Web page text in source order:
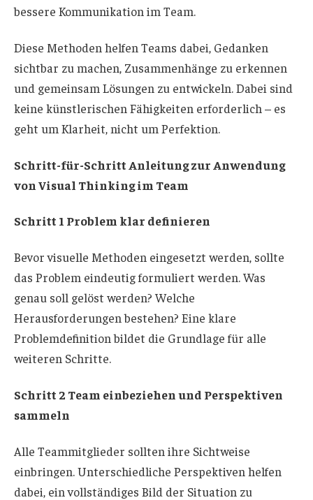
bessere Kommunikation im Team.
Diese Methoden helfen Teams dabei, Gedanken
sichtbar zu machen, Zusammenhänge zu erkennen
und gemeinsam Lösungen zu entwickeln. Dabei sind
keine künstlerischen Fähigkeiten erforderlich – es
geht um Klarheit, nicht um Perfektion.
Schritt-für-Schritt Anleitung zur Anwendung
von Visual Thinking im Team
Schritt 1 Problem klar definieren
Bevor visuelle Methoden eingesetzt werden, sollte
das Problem eindeutig formuliert werden. Was
genau soll gelöst werden? Welche
Herausforderungen bestehen? Eine klare
Problemdefinition bildet die Grundlage für alle
weiteren Schritte.
Schritt 2 Team einbeziehen und Perspektiven
sammeln
Alle Teammitglieder sollten ihre Sichtweise
einbringen. Unterschiedliche Perspektiven helfen
dabei, ein vollständiges Bild der Situation zu